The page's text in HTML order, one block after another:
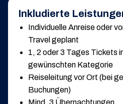
Inkludierte
Individuelle Anreise oder
Travel geplant
1, 2 oder 3 Tages Tickets
gewünschten Kategorie
Reiseleitung vor Ort (bei
Buchungen)
Mind. 3 Übernachtungen